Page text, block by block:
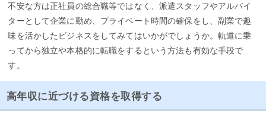
不安な方は正社員の総合職等ではなく、派遣スタッフやアルバイ
ターとして企業に勤め、プライベート時間の確保をし、副業で趣
味を活かしたビジネスをしてみてはいかがでしょうか。軌道に乗
ってから独立や本格的に転職をするという方法も有効な手段で
す。
高年収に近づける資格を取得する